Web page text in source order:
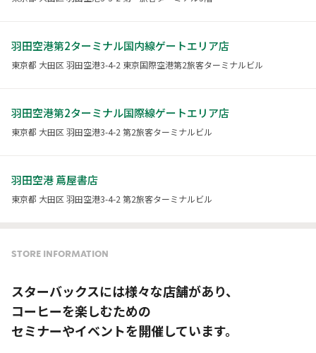
羽田空港第2ターミナル国内線ゲートエリア店
東京都 大田区 羽田空港3-4-2 東京国際空港第2旅客ターミナルビル
羽田空港第2ターミナル国際線ゲートエリア店
東京都 大田区 羽田空港3-4-2 第2旅客ターミナルビル
羽田空港 蔦屋書店
東京都 大田区 羽田空港3-4-2 第2旅客ターミナルビル
STORE INFORMATION
スターバックスには様々な店舗があり、
コーヒーを楽しむための
セミナーやイベントを開催しています。